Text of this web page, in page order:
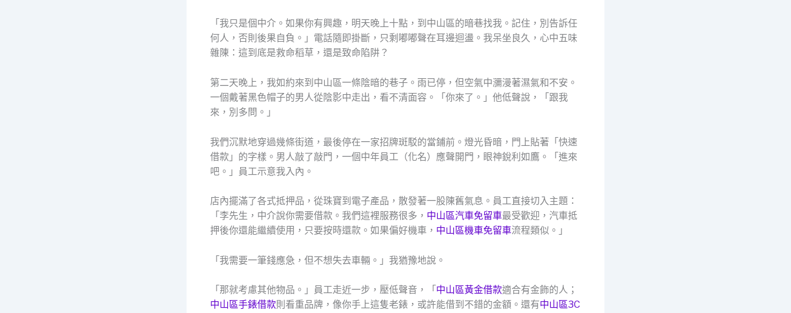
「我只是個中介。如果你有興趣，明天晚上十點，到中山區的暗巷找我。記住，別告訴任
何人，否則後果自負。」電話隨即掛斷，只剩嘟嘟聲在耳邊迴盪。我呆坐良久，心中五味
雜陳：這到底是救命稻草，還是致命陷阱？
第二天晚上，我如約來到中山區一條陰暗的巷子。雨已停，但空氣中瀰漫著濕氣和不安。
一個戴著黑色帽子的男人從陰影中走出，看不清面容。「你來了。」他低聲說，「跟我
來，別多問。」
我們沉默地穿過幾條街道，最後停在一家招牌斑駁的當鋪前。燈光昏暗，門上貼著「快速
借款」的字樣。男人敲了敲門，一個中年員工（化名）應聲開門，眼神銳利如鷹。「進來
吧。」員工示意我入內。
店內擺滿了各式抵押品，從珠寶到電子產品，散發著一股陳舊氣息。員工直接切入主題：
「李先生，中介說你需要借款。我們這裡服務很多， 中山區汽車免留車最受歡迎，汽車抵
押後你還能繼續使用，只要按時還款。如果偏好機車， 中山區機車免留車流程類似。」
「我需要一筆錢應急，但不想失去車輛。」我猶豫地說。
「那就考慮其他物品。」員工走近一步，壓低聲音，「 中山區黃金借款適合有金飾的人；
中山區手錶借款則看重品牌，像你手上這隻老錶，或許能借到不錯的金額。還有中山區3C